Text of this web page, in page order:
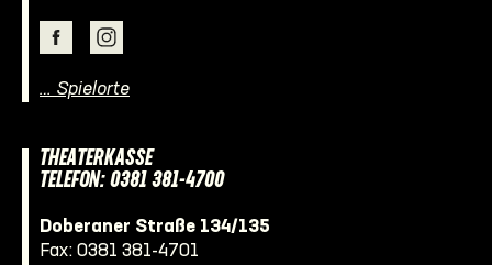
… Spielorte
THEATERKASSE
TELEFON: 0381 381-4700
Doberaner Straße 134/135
Fax: 0381 381-4701